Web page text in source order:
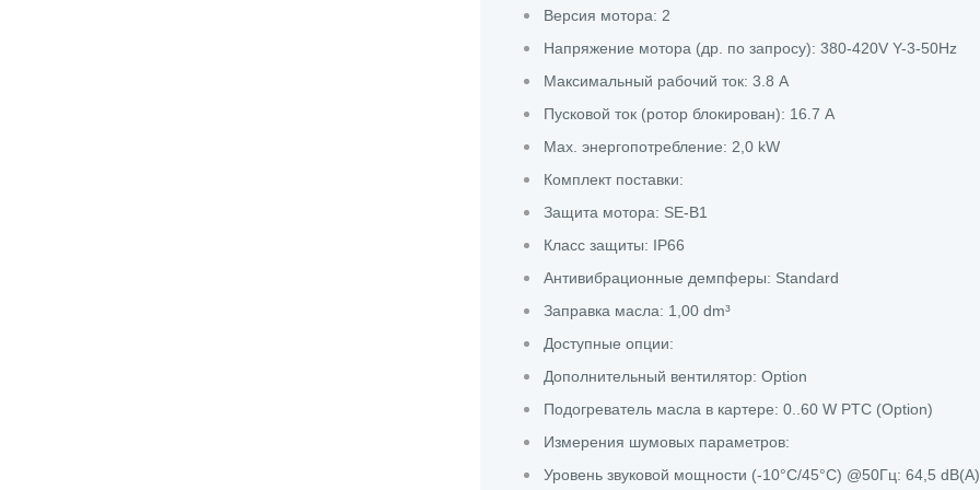
Версия мотора: 2
Напряжение мотора (др. по запросу): 380-420V Y-3-50Hz
Максимальный рабочий ток: 3.8 A
Пусковой ток (ротор блокирован): 16.7 A
Max. энергопотребление: 2,0 kW
Комплект поставки:
Защита мотора: SE-B1
Класс защиты: IP66
Антивибрационные демпферы: Standard
Заправка масла: 1,00 dm³
Доступные опции:
Дополнительный вентилятор: Option
Подогреватель масла в картере: 0..60 W PTC (Option)
Измерения шумовых параметров:
Уровень звуковой мощности (-10°C/45°C) @50Гц: 64,5